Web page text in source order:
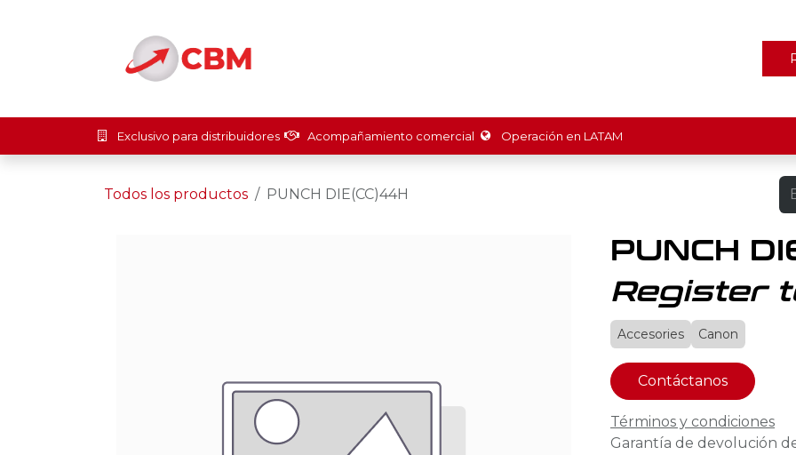
Exclusivo para distribuidores Acompañamiento comercial Operación en LATAM
Todos los productos PUNCH DIE(CC)44H
PUNCH
Register
Accesories Canon
Contáctanos
Términos y condiciones
Garantía de devolución